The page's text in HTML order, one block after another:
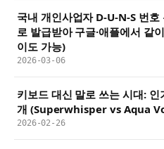
국내 개인사업자 D-U-N-S 번
로 발급받아 구글·애플에서 같
이도 가능)
2026-03-06
키보드 대신 말로 쓰는 시대:
개 (Superwhisper vs Aqua
2026-02-26